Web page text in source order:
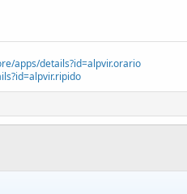
apps/details?id=alpvir.orario